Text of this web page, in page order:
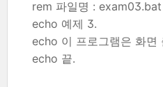
rem 파일명 : exam03.bat
echo 예제 3.
echo 이 프로그램은 화면
echo 끝.